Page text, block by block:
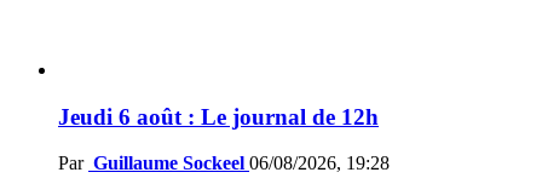
Jeudi 6 août : Le journal de 12h
Par Guillaume Sockeel 06/08/2026, 19:28